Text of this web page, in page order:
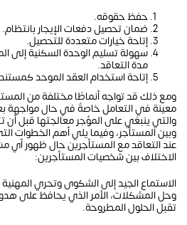
حفظ حقوقه.
ضمان تحصيل دفعات الإيجار بانتظام.
إتاحة خيارات متعددة للتحصيل.
سهولة تسليم الوحدة السكنية إلى
مدة التعاقد.
إتاحة استخدام العقد الموحد
ومع ذلك قد تواجه أنماطًا مختلفة من
معينة في التعامل خاصةً في حال مواجهة
والتي ينبغي على المؤجر معالجتها قبل أن
وبين المستأجر، وفيما يلي أهم الخطوات
عند التعاقد مع المستأجرين حال ظهور أي
الاختلاف بين شخصيات المستأجرين:
الاستماع الجيد إلى الشكوى وتحري
وحل المشكلات، الأمر الذي يحافظ على
تقبل الحلول المطروحة.